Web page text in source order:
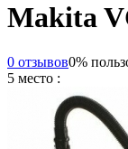
Makita
0 отзывов0%
5 место :